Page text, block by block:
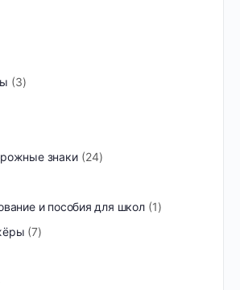
3
знаки
24
и пособия для школ 1
7